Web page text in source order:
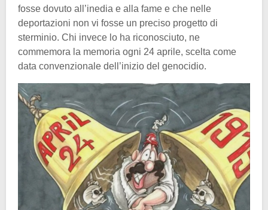
fosse dovuto all’inedia e alla fame e che nelle
deportazioni non vi fosse un preciso progetto di
sterminio. Chi invece lo ha riconosciuto, ne
commemora la memoria ogni 24 aprile, scelta come
data convenzionale dell’inizio del genocidio.